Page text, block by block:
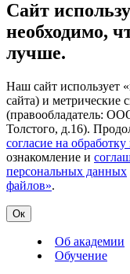
Сайт
необходимо,
лучше.
Наш сайт использует
сайта) и метрические
(правообладатель:
Толстого, д.16).
согласие на
ознакомление и
персональных данных
файлов».
Ок
Об академии
Обучение